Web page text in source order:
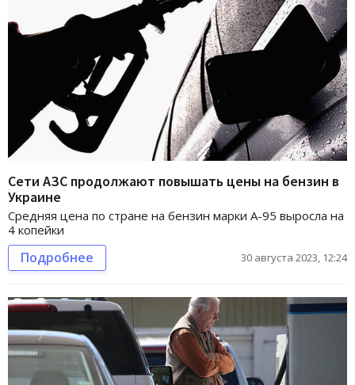
Сети АЗС продолжают повышать цены на бензин в
Украине
Средняя цена по стране на бензин марки А-95 выросла на
4 копейки
Подробнее 30 августа 2023, 12:24